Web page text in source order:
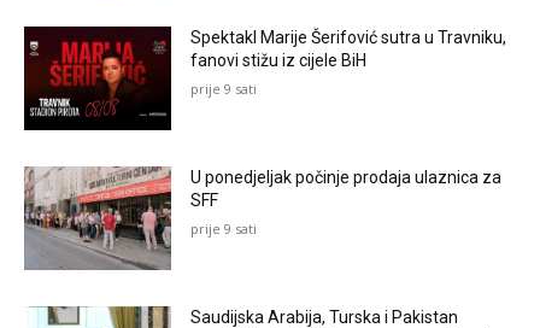
Spektakl Marije Šerifović sutra u Travniku,
fanovi stižu iz cijele BiH
prije 9 sati
U ponedjeljak počinje prodaja ulaznica za
SFF
prije 9 sati
Saudijska Arabija, Turska i Pakistan